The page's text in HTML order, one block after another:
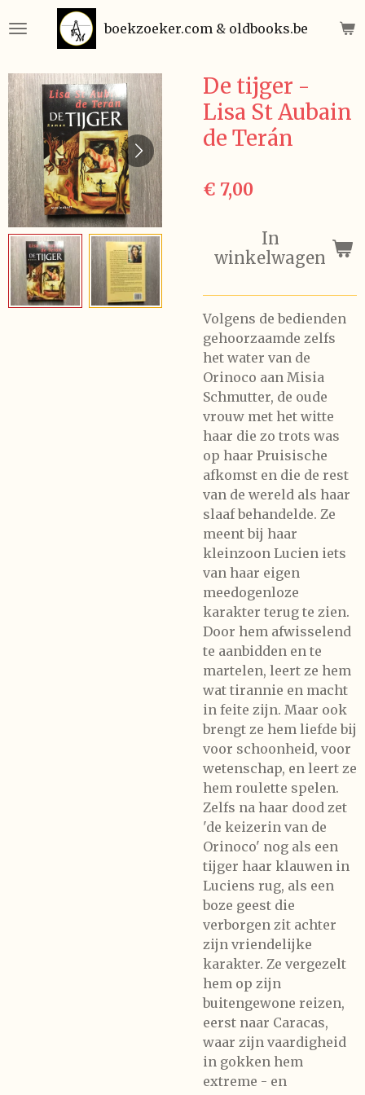
direct
de
hoofdinhoud
boekzoeker.com & oldbooks.be
De tijger -
Lisa St Aubain
de Terán
€ 7,00
In
winkelwagen
Volgens de bedienden
gehoorzaamde zelfs
het water van de
Orinoco aan Misia
Schmutter, de oude
vrouw met het witte
haar die zo trots was
op haar Pruisische
afkomst en die de rest
van de wereld als haar
slaaf behandelde. Ze
meent bij haar
kleinzoon Lucien iets
van haar eigen
meedogenloze
karakter terug te zien.
Door hem afwisselend
te aanbidden en te
martelen, leert ze hem
wat tirannie en macht
in feite zijn. Maar ook
brengt ze hem liefde bij
voor schoonheid, voor
wetenschap, en leert ze
hem roulette spelen.
Zelfs na haar dood zet
'de keizerin van de
Orinoco' nog als een
tijger haar klauwen in
Luciens rug, als een
boze geest die
verborgen zit achter
zijn vriendelijke
karakter. Ze vergezelt
hem op zijn
buitengewone reizen,
eerst naar Caracas,
waar zijn vaardigheid
in gokken hem
extreme - en